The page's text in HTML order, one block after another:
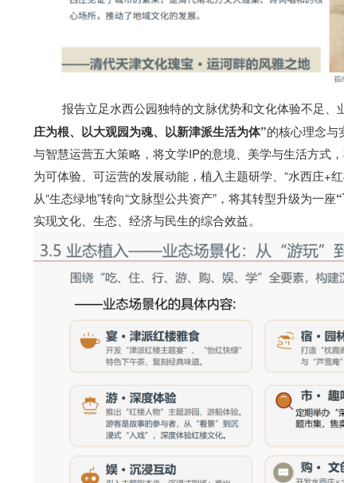
报告立足水西公园独特的文脉优势和文化体验不足
庄为根、以大观园为魂、以新津派生活为体”的核心理念与
与智慧运营五大策略，将文学IP的意境、美学与生活方式
为可体验、可运营的发展动能，植入主题研学、“水西庄+
从“生态绿地”转向“文脉型公共资产”，将其转型升级为一座
实现文化、生态、经济与民生的综合效益。